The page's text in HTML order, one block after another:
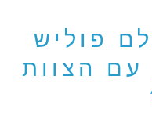
פוליש
עם הצוות